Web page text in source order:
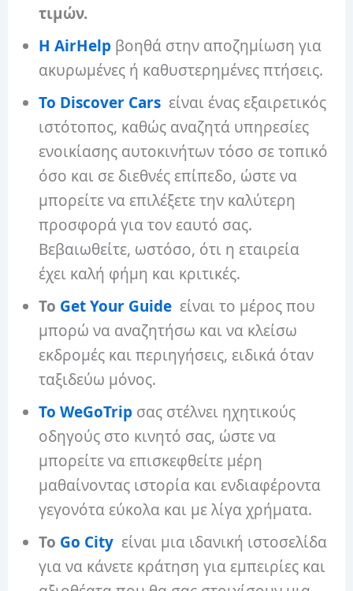
τιμών.
Η AirHelp βοηθά στην αποζημίωση για
ακυρωμένες ή καθυστερημένες πτήσεις.
Το Discover Cars είναι ένας εξαιρετικός
ιστότοπος, καθώς αναζητά υπηρεσίες
ενοικίασης αυτοκινήτων τόσο σε τοπικό
όσο και σε διεθνές επίπεδο, ώστε να
μπορείτε να επιλέξετε την καλύτερη
προσφορά για τον εαυτό σας.
Βεβαιωθείτε, ωστόσο, ότι η εταιρεία
έχει καλή φήμη και κριτικές.
Το Get Your Guide είναι το μέρος που
μπορώ να αναζητήσω και να κλείσω
εκδρομές και περιηγήσεις, ειδικά όταν
ταξιδεύω μόνος.
Το WeGoTrip σας στέλνει ηχητικούς
οδηγούς στο κινητό σας, ώστε να
μπορείτε να επισκεφθείτε μέρη
μαθαίνοντας ιστορία και ενδιαφέροντα
γεγονότα εύκολα και με λίγα χρήματα.
Το Go City είναι μια ιδανική ιστοσελίδα
για να κάνετε κράτηση για εμπειρίες και